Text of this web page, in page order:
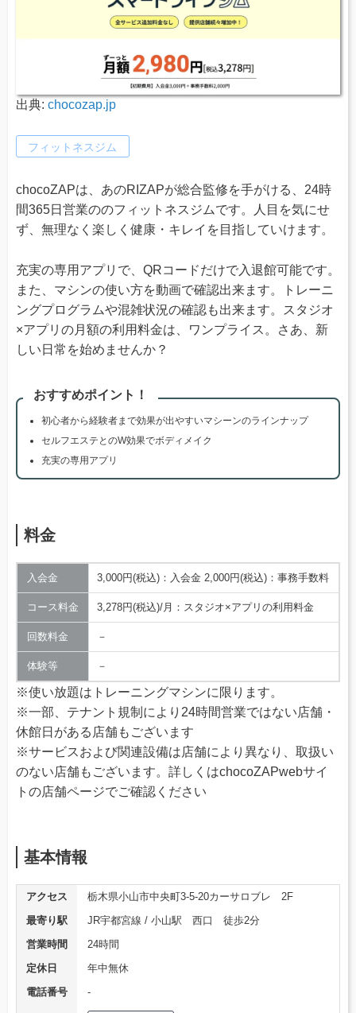
出典: chocozap.jp
フィットネスジム
chocoZAPは、あのRIZAPが総合監修を手がける、24時
間365日営業ののフィットネスジムです。人目を気にせ
ず、無理なく楽しく健康・キレイを目指していけます。
充実の専用アプリで、QRコードだけで入退館可能です。
また、マシンの使い方を動画で確認出来ます。トレーニ
ングプログラムや混雑状況の確認も出来ます。スタジオ
×アプリの月額の利用料金は、ワンプライス。さあ、新
しい日常を始めませんか？
おすすめポイント！
初心者から経験者まで効果が出やすいマシーンのラインナップ
セルフエステとのW効果でボディメイク
充実の専用アプリ
料金
入会金 3,000円(税込)：入会金 2,000円(税込)：事務手数料
コース料金 3,278円(税込)/月：スタジオ×アプリの利用料金
回数料金 －
体験等 －
※使い放題はトレーニングマシンに限ります。
※一部、テナント規制により24時間営業ではない店舗・
休館日がある店舗もございます
※サービスおよび関連設備は店舗により異なり、取扱い
のない店舗もございます。詳しくはchocoZAPwebサイ
トの店舗ページでご確認ください
基本情報
アクセス
栃木県小山市中央町3-5-20カーサロブレ 2F
最寄り駅
JR宇都宮線 / 小山駅 西口 徒歩2分
営業時間
24時間
定休日
年中無休
電話番号
‐